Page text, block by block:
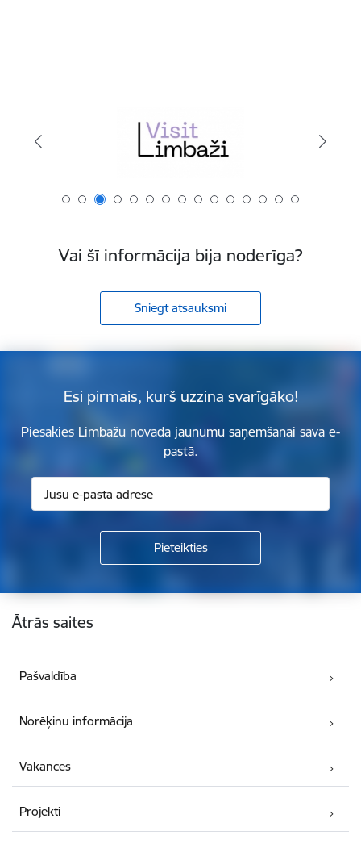
Vai šī informācija bija noderīga?
Sniegt atsauksmi
Esi pirmais, kurš uzzina svarīgāko!
Piesakies Limbažu novada jaunumu saņemšanai savā e-
pastā.
Kājene
Ātrās saites
Pašvaldība
Norēķinu informācija
Vakances
Projekti